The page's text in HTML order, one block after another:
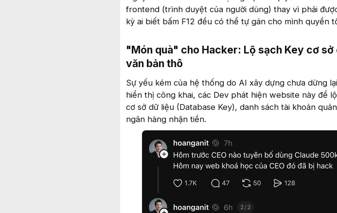
frontend (trình duyệt của người dùng) thay vì phải
kỳ ai biết bấm F12 đều có thể tự gán cho mình quyền
"Món quà" cho Hacker: Lộ sạch Key cơ sở
văn bản thô​
Sự yếu kém của hệ thống do AI xây dựng chưa dừng
hiển thị công khai, các Dev phát hiện website này để
cơ sở dữ liệu (Database Key), danh sách tài khoản
ngân hàng nhận tiền.